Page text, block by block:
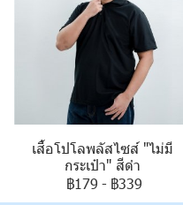
เสื้อโปโลพลัสไซส์ "ไม่มี
กระเป๋า" สีดำ
฿179 - ฿339